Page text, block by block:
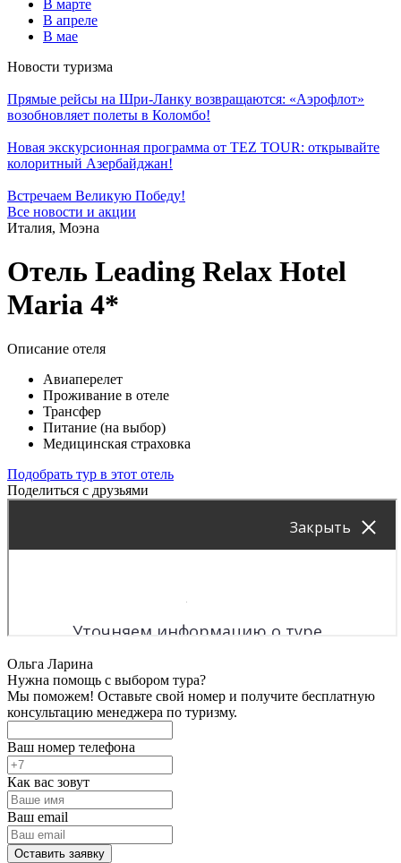
В марте
В апреле
В мае
Новости туризма
Прямые рейсы на Шри-Ланку возвращаются: «Аэрофлот»
возобновляет полеты в Коломбо!
Новая экскурсионная программа от TEZ TOUR: открывайте
колоритный Азербайджан!
Встречаем Великую Победу!
Все новости и акции
Италия, Моэна
Отель Leading Relax Hotel
Maria 4*
Описание отеля
Авиаперелет
Проживание в отеле
Трансфер
Питание (на выбор)
Медицинская страховка
Подобрать тур в этот отель
Поделиться с друзьями
Ольга Ларина
Нужна помощь с выбором тура?
Мы поможем! Оставьте свой номер и получите бесплатную
консультацию менеджера по туризму.
Ваш номер телефона
Как вас зовут
Ваш email